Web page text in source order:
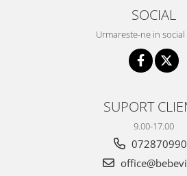
SOCIAL
Urmareste-ne in
SUPORT
9.00-17.00